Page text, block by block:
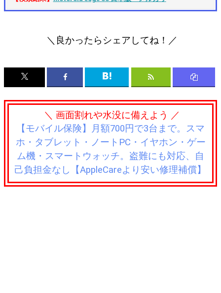
＼良かったらシェアしてね！／
＼ 画面割れや水没に備えよう ／
【モバイル保険】月額700円で3台まで。スマ
ホ・タブレット・ノートPC・イヤホン・ゲー
ム機・スマートウォッチ。盗難にも対応、自
己負担金なし【AppleCareより安い修理補償】